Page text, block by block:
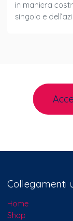
in maniera
singolo e
Collegamenti
Home
Shop